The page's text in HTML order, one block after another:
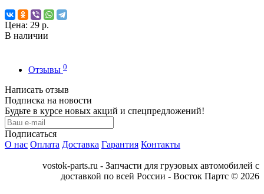
Цена: 29 р.
В наличии
Отзывы 0
Написать отзыв
Подписка на новости
Будьте в курсе новых акций и спецпредложений!
Подписаться
О нас Оплата Доставка Гарантия Контакты
vostok-parts.ru - Запчасти для грузовых автомобилей с
доставкой по всей России - Восток Партс © 2026